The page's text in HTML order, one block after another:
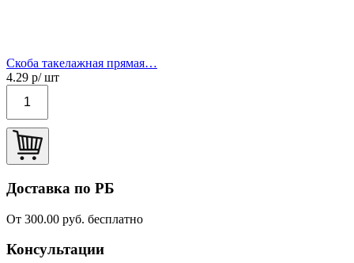
Скоба такелажная прямая…
4.29 р/ шт
Доставка по РБ
От 300.00 руб. бесплатно
Консультации